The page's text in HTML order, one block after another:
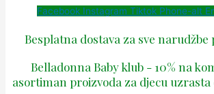
Facebook Instagram Tiktok Phone-alt
Besplatna dostava za sve narudžbe
Belladonna Baby klub - 10% na
asortiman proizvoda za djecu uzrasta